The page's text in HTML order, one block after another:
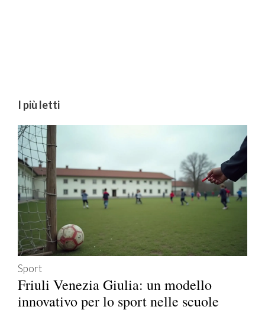
I più letti
Sport
Friuli Venezia Giulia: un modello
innovativo per lo sport nelle scuole